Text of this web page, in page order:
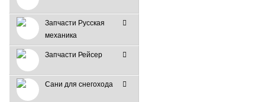
Запчасти Русская
механика
Запчасти Рейсер
Сани для снегохода